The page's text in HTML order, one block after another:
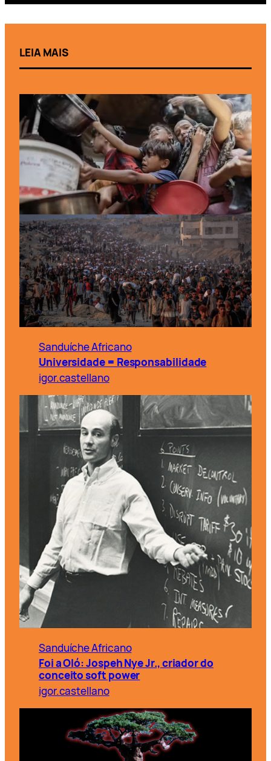
LEIA MAIS
Sanduíche Africano
Universidade = Responsabilidade
igor.castellano
Sanduíche Africano
Foi a Oló: Jospeh Nye Jr., criador do
conceito soft power
igor.castellano